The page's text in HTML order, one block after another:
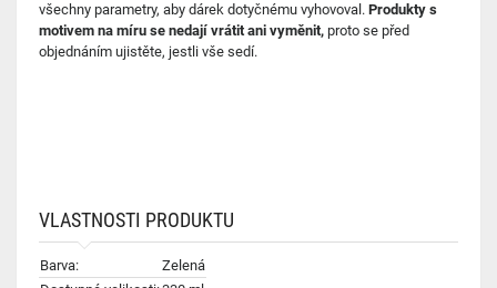
všechny parametry, aby dárek dotyčnému vyhovoval. Produkty s
motivem na míru se nedají vrátit ani vyměnit, proto se před
objednáním ujistěte, jestli vše sedí.
VLASTNOSTI PRODUKTU
Barva:
Zelená